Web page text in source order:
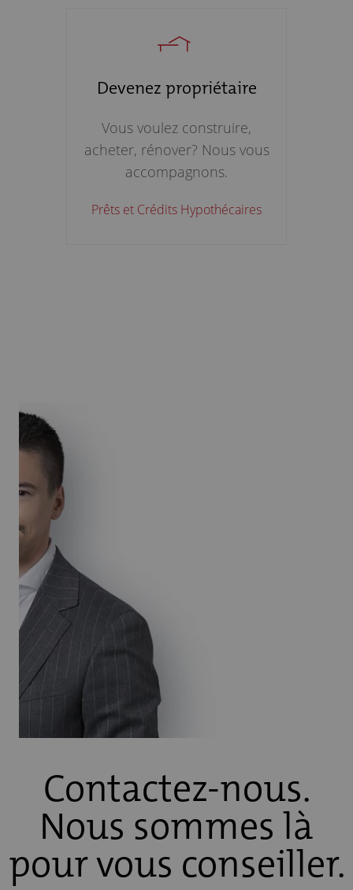
Devenez propriétaire
Vous voulez construire,
acheter, rénover? Nous vous
accompagnons.
Prêts et Crédits Hypothécaires
Contactez-nous.
Nous sommes là
pour vous conseiller.